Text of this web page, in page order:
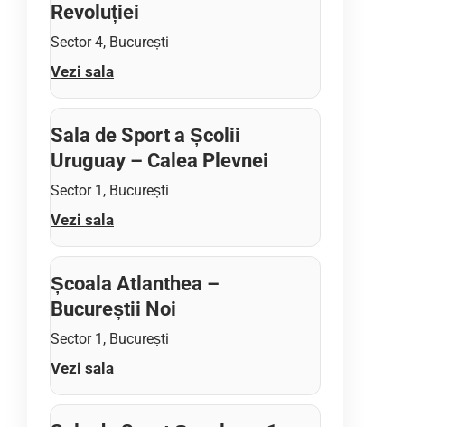
Revoluției
Sector 4, București
Vezi sala
Sala de Sport a Școlii
Uruguay – Calea Plevnei
Sector 1, București
Vezi sala
Școala Atlanthea –
Bucureștii Noi
Sector 1, București
Vezi sala